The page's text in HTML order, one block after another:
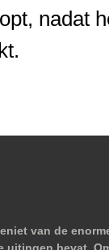
nadat
van de